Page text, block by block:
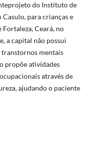
do Instituto de
para crianças e
Ceará, no
a capital não possui
transtornos mentais
propõe atividades
através de
ajudando o paciente